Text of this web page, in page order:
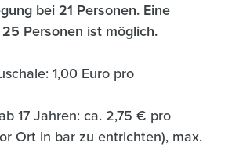
bei 21 Personen. Eine
Personen ist möglich.
1,00 Euro pro
17 Jahren: ca. 2,75 € pro
Ort in bar zu entrichten), max.